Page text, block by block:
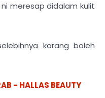
meresap didalam kulit
korang boleh
- HALLAS BEAUTY